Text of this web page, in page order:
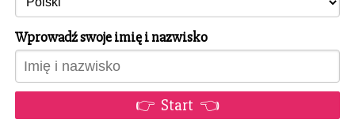
Wprowadź swoje imię i nazwisko
👉 Start 👈